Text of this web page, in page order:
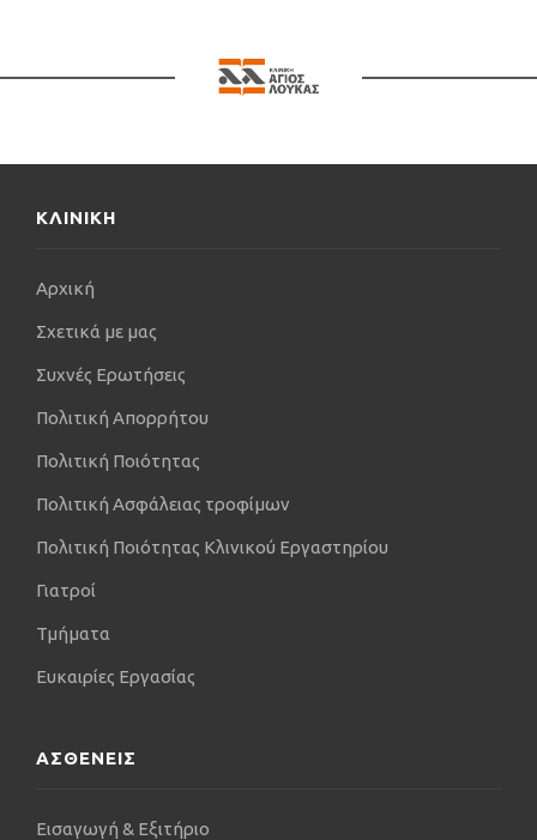
δημοσιεύσει πολλές μελέτες σε εγχώρια και ξένα
προεδρείο σε πολλά επιστημονικά τραπέζια.
παρεμβάσεις κάθε χρόνο. Στόχος του, με κίνητρο
αντιμετώπιση σε κάθε ασθενή και, σε συνδυασμό
με τη γνώση και την εμπειρία του, προσπαθεί να
πρόβλημα. Τον λίγο ελεύθερο χρόνο του προτιμά
να τον περνά με τη γυναίκα του και τα παιδιά του.
ΚΛΙΝΙΚΗ
Αρχική
Σχετικά με μας
Συχνές Ερωτήσεις
Πολιτική Απορρήτου
Πολιτική Ποιότητας
Πολιτική Ασφάλειας τροφίμων
Πολιτική Ποιότητας Κλινικού Εργαστηρίου
Γιατροί
Τμήματα
Ευκαιρίες Εργασίας
ΑΣΘΕΝΕΙΣ
Εισαγωγή & Εξιτήριο